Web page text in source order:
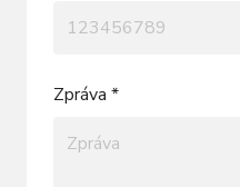
Zpráva *